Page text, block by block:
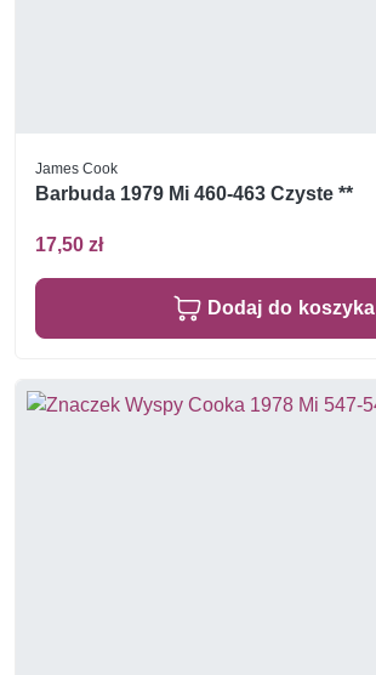
James Cook
Barbuda 1979 Mi 460-463 Czyste **
17,50 zł
Dodaj do koszyka